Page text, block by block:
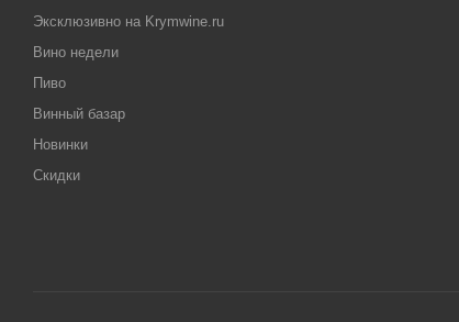
Эксклюзивно на Krymwine.ru
Вино недели
Пиво
Винный базар
Новинки
Скидки